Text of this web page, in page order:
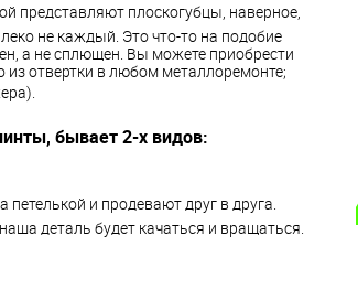
представляют плоскогубцы, наверное,
не каждый. Это что-то на подобие
а не сплющен. Вы можете приобрести
из отвертки в любом металлоремонте;
бывает 2-х видов:
петелькой и продевают друг в друга.
деталь будет качаться и вращаться.